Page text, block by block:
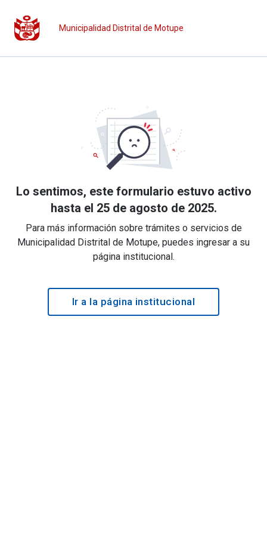
Municipalidad Distrital de Motupe
Lo sentimos, este formulario estuvo activo
hasta el 25 de agosto de 2025.
Para más información sobre trámites o servicios de
Municipalidad Distrital de Motupe, puedes ingresar a su
página institucional.
Ir a la página institucional